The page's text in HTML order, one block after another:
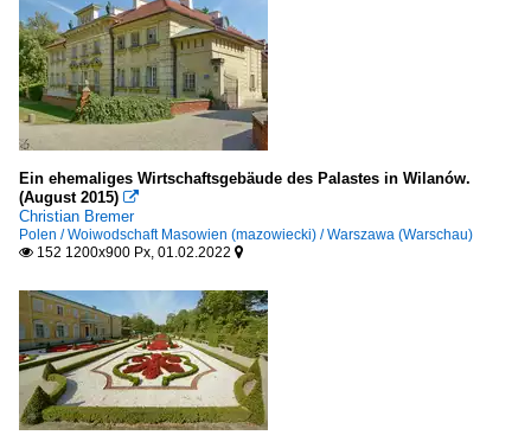
Ein ehemaliges Wirtschaftsgebäude des Palastes in Wilanów.
(August 2015) 
Christian Bremer
Polen / Woiwodschaft Masowien (mazowiecki) / Warszawa (Warschau)
 152 1200x900 Px, 01.02.2022 